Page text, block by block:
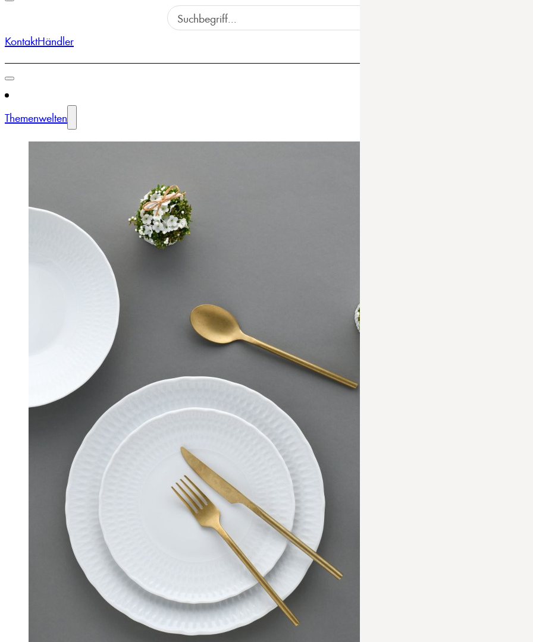
KontaktHändler
Themenwelten